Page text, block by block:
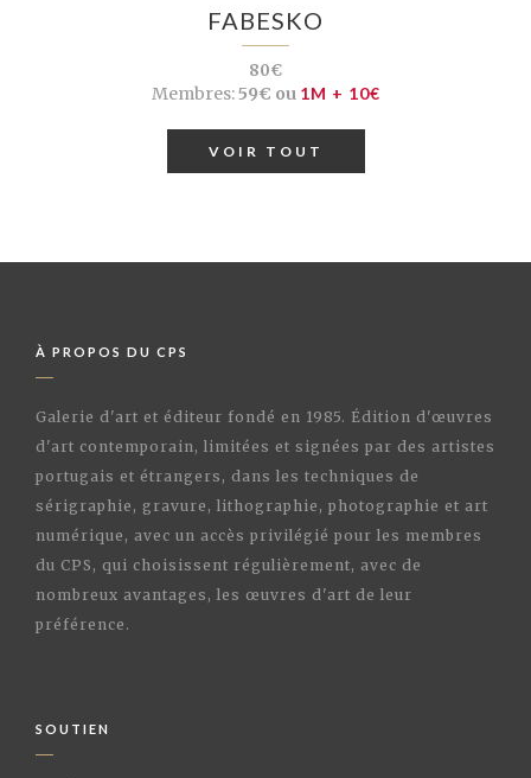
FABESKO
80€
Membres:59€ ou 1M + 10€
VOIR TOUT
À PROPOS DU CPS
Galerie d'art et éditeur fondé en 1985. Édition d'œuvres
d'art contemporain, limitées et signées par des artistes
portugais et étrangers, dans les techniques de
sérigraphie, gravure, lithographie, photographie et art
numérique, avec un accès privilégié pour les membres
du CPS, qui choisissent régulièrement, avec de
nombreux avantages, les œuvres d'art de leur
préférence.
SOUTIEN